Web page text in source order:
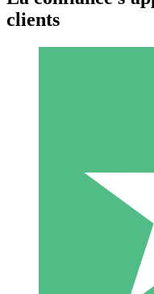
Packs de
Payez à l'utilisation
clients